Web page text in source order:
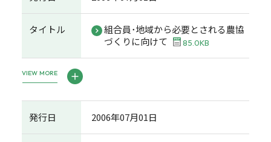
タイトル
組合員･地域から必要とされる農協
づくりに向けて
85.0KB
VIEW MORE
発行日 2006年07月01日